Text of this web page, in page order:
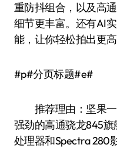
重防抖组合，以及高
细节更丰富。还有AI
能，让你轻松拍出更高
#p#分页标题#e#
推荐理由：坚果一
强劲的高通骁龙845
处理器和Spectra 280